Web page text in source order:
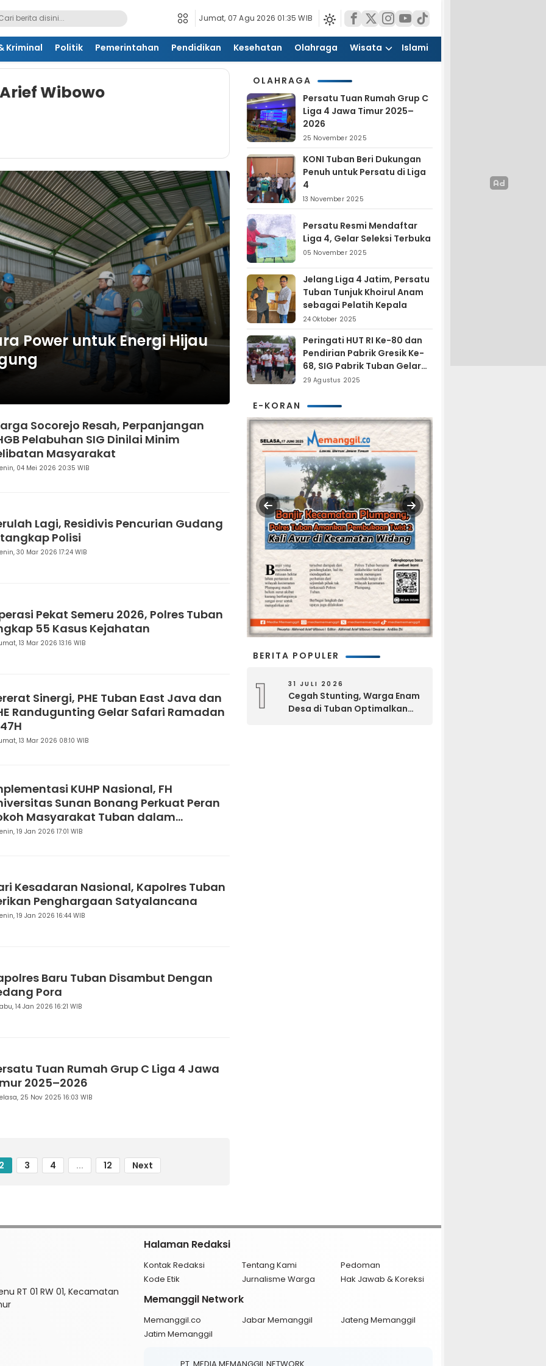
Jumat, 07 Agu 2026 01:35 WIB
Kriminal Politik Pemerintahan Pendidikan Kesehatan Olahraga Wisata Islami
Wibowo
Power untuk Energi Hijau
Socorejo Resah, Perpanjangan
Pelabuhan SIG Dinilai Minim
Masyarakat
04 Mei 2026 20:35 WIB
Lagi, Residivis Pencurian Gudang
Polisi
30 Mar 2026 17:24 WIB
Pekat Semeru 2026, Polres Tuban
55 Kasus Kejahatan
13 Mar 2026 13:16 WIB
Sinergi, PHE Tuban East Java dan
Randugunting Gelar Safari Ramadan
13 Mar 2026 08:10 WIB
KUHP Nasional, FH
Sunan Bonang Perkuat Peran
Masyarakat Tuban dalam
Justice
19 Jan 2026 17:01 WIB
Kesadaran Nasional, Kapolres Tuban
Penghargaan Satyalancana
19 Jan 2026 16:44 WIB
Baru Tuban Disambut Dengan
Pora
14 Jan 2026 16:21 WIB
Tuan Rumah Grup C Liga 4 Jawa
2025–2026
25 Nov 2025 16:03 WIB
2 3 4 ... 12 Next
OLAHRAGA
Persatu Tuan Rumah Grup C
Liga 4 Jawa Timur 2025–
2026
25 November 2025
KONI Tuban Beri Dukungan
Penuh untuk Persatu di Liga
4
13 November 2025
Persatu Resmi Mendaftar
Liga 4, Gelar Seleksi Terbuka
05 November 2025
Jelang Liga 4 Jatim, Persatu
Tuban Tunjuk Khoirul Anam
sebagai Pelatih Kepala
24 Oktober 2025
Peringati HUT RI Ke-80 dan
Pendirian Pabrik Gresik Ke-
68, SIG Pabrik Tuban Gelar
Fun Trail Run
29 Agustus 2025
E-KORAN
BERITA POPULER
1 31 JULI 2026
Cegah Stunting, Warga Enam
Desa di Tuban Optimalkan
RT 01 RW 01, Kecamatan
Halaman Redaksi
Kontak Redaksi Tentang Kami
Pedoman
Kode Etik
Jurnalisme Warga Hak Jawab & Koreksi
Memanggil Network
Memanggil.co Jabar Memanggil
Jateng Memanggil
Jatim Memanggil